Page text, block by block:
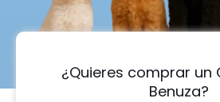
¿Quieres comprar un
Benuza?